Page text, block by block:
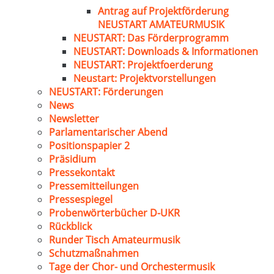
Antrag auf Projektförderung
NEUSTART AMATEURMUSIK
NEUSTART: Das Förderprogramm
NEUSTART: Downloads & Informationen
NEUSTART: Projektfoerderung
Neustart: Projektvorstellungen
NEUSTART: Förderungen
News
Newsletter
Parlamentarischer Abend
Positionspapier 2
Präsidium
Pressekontakt
Pressemitteilungen
Pressespiegel
Probenwörterbücher D-UKR
Rückblick
Runder Tisch Amateurmusik
Schutzmaßnahmen
Tage der Chor- und Orchestermusik